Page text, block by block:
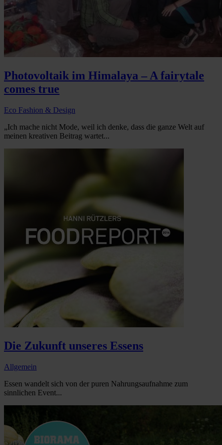
Photovoltaik im Himalaya – A fairytale
comes true
Eco Fashion & Design
„Ich mache nicht Mode, weil ich denke, dass die ganze Welt auf
meinen kreativen Beitrag wartet...
Die Zukunft unseres Essens
Allgemein
Essen wandelt sich von der puren Nahrungsaufnahme zum
sinnlichen Event...